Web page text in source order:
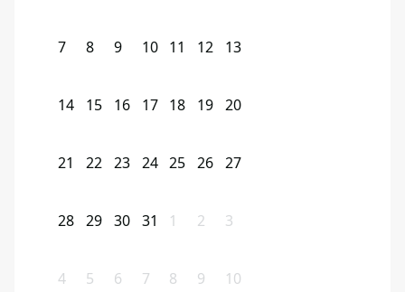
7 8 9 10 11 12 13
14 15 16 17 18 19 20
21 22 23 24 25 26 27
28 29 30 31 1 2 3
4 5 6 7 8 9 10